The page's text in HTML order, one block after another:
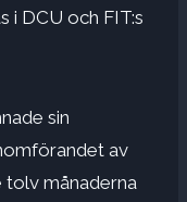
i DCU och FIT:s
sin
av
tolv månaderna